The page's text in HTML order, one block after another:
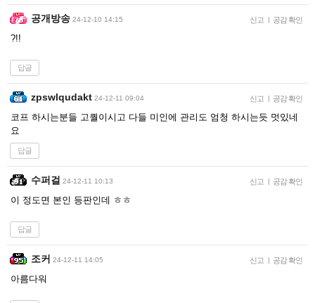
공개방송 24-12-10 14:15 신고 | 공감 확인
?!!
답글
zpswlqudakt 24-12-11 09:04 신고 | 공감 확인
코프 하시는분들 고퀄이시고 다들 미인에 관리도 엄청 하시는듯 멋있네
요
답글
수퍼걸 24-12-11 10:13 신고 | 공감 확인
이 정도면 본인 등판인데 ㅎㅎ
답글
조커 24-12-11 14:05 신고 | 공감 확인
아름다워